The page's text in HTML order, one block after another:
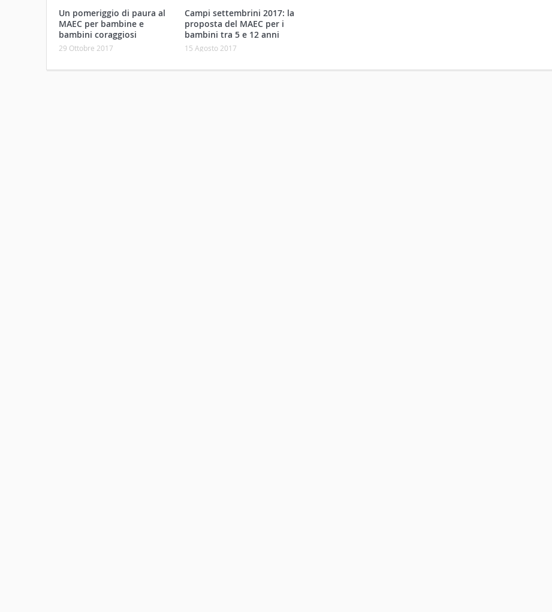
Un pomeriggio di paura al
MAEC per bambine e
bambini coraggiosi
29 Ottobre 2017
Campi settembrini 2017: la
proposta del MAEC per i
bambini tra 5 e 12 anni
15 Agosto 2017